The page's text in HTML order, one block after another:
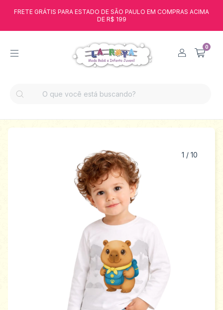
FRETE GRÁTIS PARA ESTADO DE SÃO PAULO EM COMPRAS ACIMA
DE R$ 199
0
1 / 10